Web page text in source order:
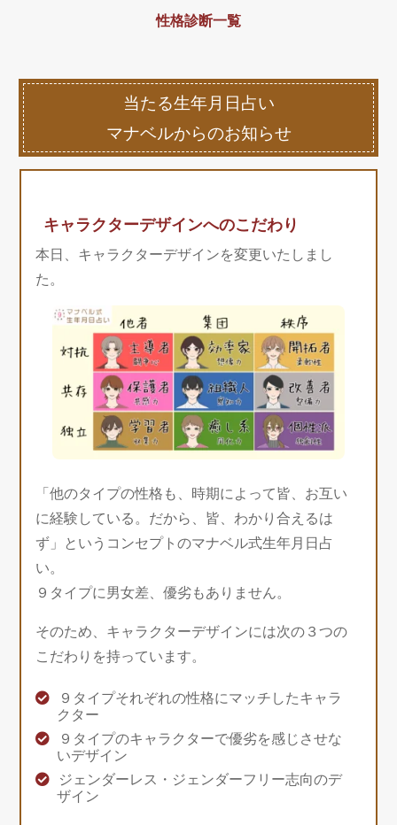
性格診断一覧
当たる生年月日占い
マナベルからのお知らせ
キャラクターデザインへのこだわり
本日、キャラクターデザインを変更いたしまし
た。
「他のタイプの性格も、時期によって皆、お互い
に経験している。だから、皆、わかり合えるは
ず」というコンセプトのマナベル式生年月日占
い。
９タイプに男女差、優劣もありません。
そのため、キャラクターデザインには次の３つの
こだわりを持っています。
９タイプそれぞれの性格にマッチしたキャラ
クター
９タイプのキャラクターで優劣を感じさせな
いデザイン
ジェンダーレス・ジェンダーフリー志向のデ
ザイン